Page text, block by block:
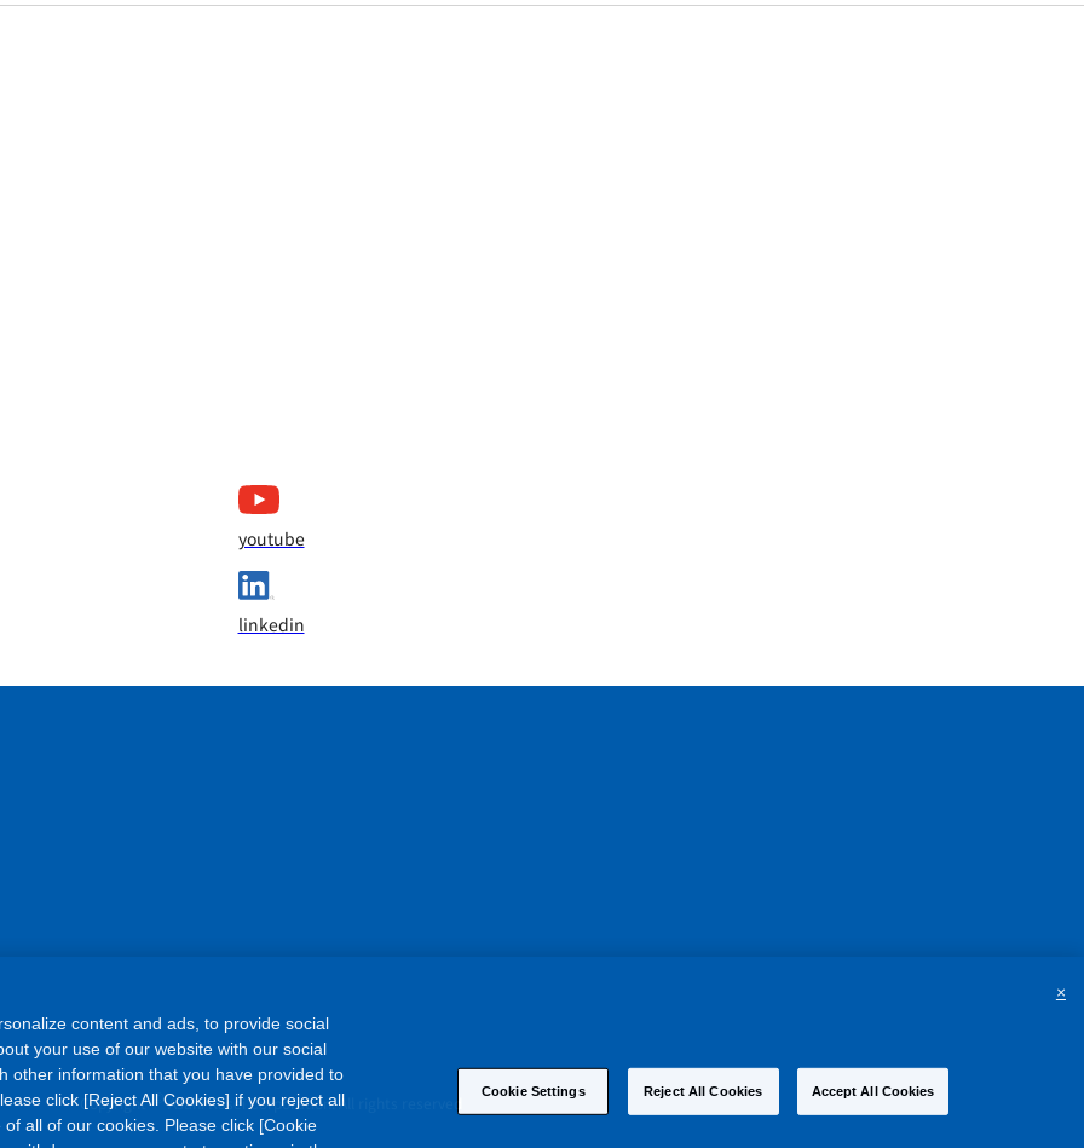
youtube
linkedin
Copyright©Asahi Kasei Corporation. All rights reserved
content and ads, to provide social
your use of our website with our social
other information that you have provided to
click [Reject All Cookies] if you reject all
all of our cookies. Please click [Cookie
Cookie Settings Reject All Cookies Accept All Cookies
×